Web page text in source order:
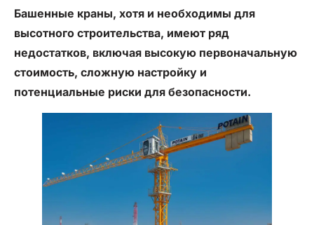
Башенные краны, хотя и необходимы для
высотного строительства, имеют ряд
недостатков, включая высокую первоначальную
стоимость, сложную настройку и
потенциальные риски для безопасности.